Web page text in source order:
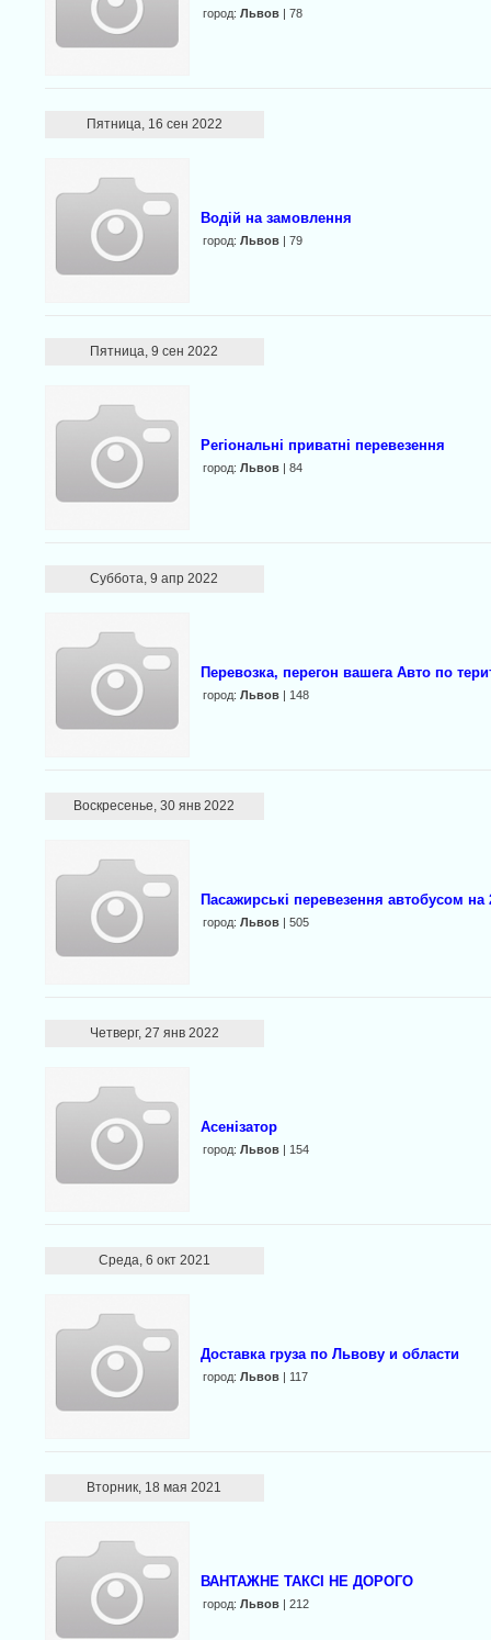
город: Львов| 78
Пятница, 16 сен 2022
Водій на замовлення
город: Львов| 79
Пятница, 9 сен 2022
Регіональні приватні перевезення
город: Львов| 84
Суббота, 9 апр 2022
Перевозка, перегон вашега Авто по
город: Львов| 148
Воскресенье, 30 янв 2022
Пасажирські перевезення автобусом на
город: Львов| 505
Четверг, 27 янв 2022
Асенізатор
город: Львов| 154
Среда, 6 окт 2021
Доставка груза по Львову и области
город: Львов| 117
Вторник, 18 мая 2021
ВАНТАЖНЕ ТАКСІ НЕ ДОРОГО
город: Львов| 212